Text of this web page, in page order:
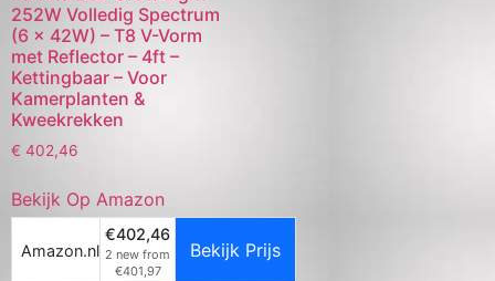
252W Volledig Spectrum
(6 x 42W) – T8 V-Vorm
met Reflector – 4ft –
Kettingbaar – Voor
Kamerplanten &
Kweekrekken
€ 402,46
Bekijk Op Amazon
Amazon.nl
€402,46
2 new from
€401,97
Bekijk Prijs